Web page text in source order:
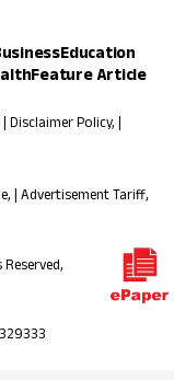
Education
Feature Article
|Disclaimer Policy, |
, |Advertisement Tariff,